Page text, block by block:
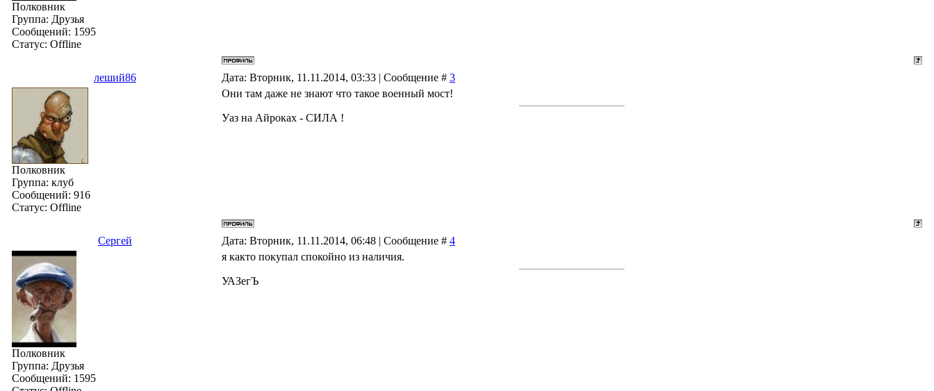
Полковник
Группа: Друзья
Сообщений: 1595
Статус: Offline
леший86 Дата: Вторник, 11.11.2014, 03:33 | Сообщение # 3
Полковник
Группа: клуб
Сообщений: 916
Статус: Offline
Они там даже не знают что такое военный мост!
Уаз на Айроках - СИЛА !
Сергей Дата: Вторник, 11.11.2014, 06:48 | Сообщение # 4
Полковник
Группа: Друзья
Сообщений: 1595
я както покупал спокойно из наличия.
УАЗегЪ